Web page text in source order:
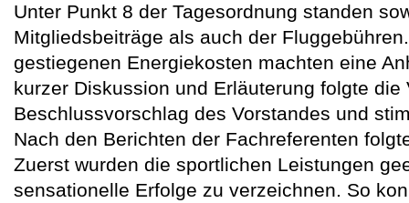
Unter Punkt 8 der Tagesordnung standen
Mitgliedsbeiträge als auch der
gestiegenen Energiekosten machten eine
kurzer Diskussion und Erläuterung folgte die
Beschlussvorschlag des Vorstandes und
Nach den Berichten der Fachreferenten
Zuerst wurden die sportlichen Leistungen
sensationelle Erfolge zu verzeichnen. So